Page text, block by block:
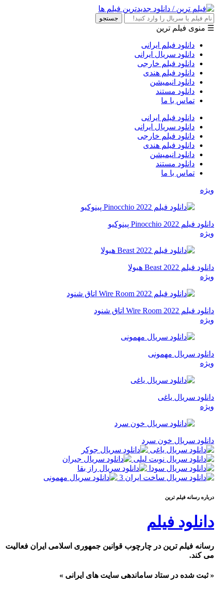
جستجو
☰ منوی فیلم ترین
دانلود فیلم ایرانی
دانلود سریال ایرانی
دانلود فیلم خارجی
دانلود فیلم هندی
دانلود انیمیشن
دانلود مستند
تماس با ما
دانلود فیلم ایرانی
دانلود سریال ایرانی
دانلود فیلم خارجی
دانلود فیلم هندی
دانلود انیمیشن
دانلود مستند
تماس با ما
ویژه
دانلود فیلم Pinocchio 2022 پینوکیو
ویژه
دانلود فیلم Beast 2022 هیولا
ویژه
دانلود فیلم Wire Room 2022 اتاق شنود
ویژه
دانلود سریال مهمونی
ویژه
دانلود سریال یاغی
ویژه
دانلود سریال خون سرد
درباره رسانه فيلم ترين
دانلود فیلم
رسانه فیلم ترین در چارچوب قوانین جمهوری اسلامی ایران فعالیت
می کند.
« ثبت شده در ستاد ساماندهی سایت های ایرانی »